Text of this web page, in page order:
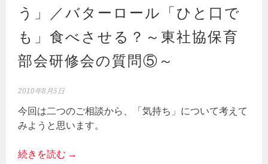
う」／バターロール「ひと口で
も」食べさせる？～東社協保育
部会研修会の質問⑤～
2010年8月5日
今回は二つのご相談から、「気持ち」について考えて
みようと思います。
続きを読む →